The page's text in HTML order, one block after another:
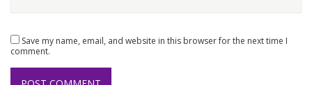
Save my name, email, and website in this browser for the next time I
comment.